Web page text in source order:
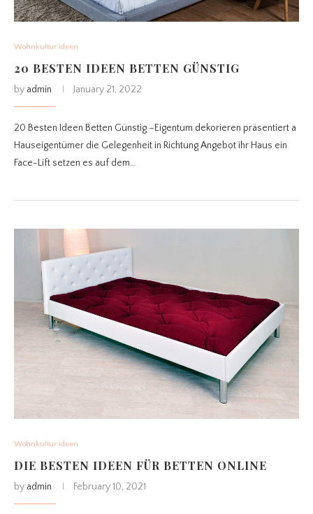
Wohnkultur ideen
20 BESTEN IDEEN BETTEN GÜNSTIG
by admin January 21, 2022
20 Besten Ideen Betten Günstig –Eigentum dekorieren präsentiert a
Hauseigentümer die Gelegenheit in Richtung Angebot ihr Haus ein
Face-Lift setzen es auf dem…
Wohnkultur ideen
DIE BESTEN IDEEN FÜR BETTEN ONLINE
by admin February 10, 2021